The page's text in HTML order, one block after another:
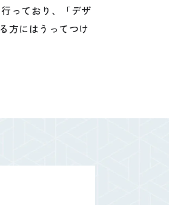
っており、「デザ
方にはうってつけ